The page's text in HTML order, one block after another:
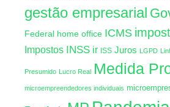
gestão empresarial
Federal home office ICMS
Impostos INSS ir ISS Juros LGPD
Presumido Lucro Real Medida
microempreendedores individuais